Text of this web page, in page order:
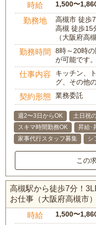
時給 1,500〜
勤務地
高槻市 徒歩
高槻 徒歩15
（大阪府高
勤務時間
8時～20時
が可能です
仕事内容
キッチン、
グ、その他
契約形態 業務委託
週2〜3日からOK 土日祝
スキマ時間勤務OK
昇給･
家事代行スタッフ募集
シ
この
高槻駅から徒歩7分！
お仕事（大阪府高槻市）
時給 1,500〜